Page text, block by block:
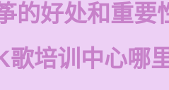
的好处和重要
歌培训中心哪